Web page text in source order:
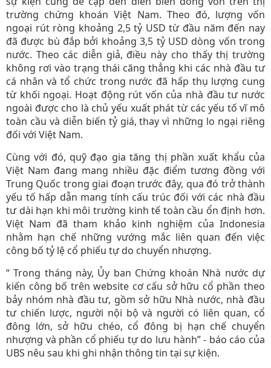
trường chứng khoán Việt Nam. Theo đó, lượng vốn
ngoại rút ròng khoảng 2,5 tỷ USD từ đầu năm đến nay
đã được bù đắp bởi khoảng 3,5 tỷ USD dòng vốn trong
nước. Theo các diễn giả, điều này cho thấy thị trường
không rơi vào trạng thái căng thẳng khi các nhà đầu tư
cá nhân và tổ chức trong nước đã hấp thụ lượng cung
từ khối ngoại. Hoạt động rút vốn của nhà đầu tư nước
ngoài được cho là chủ yếu xuất phát từ các yếu tố vĩ mô
toàn cầu và diễn biến tỷ giá, thay vì những lo ngại riêng
đối với Việt Nam.
Cùng với đó, quỹ đạo gia tăng thị phần xuất khẩu của
Việt Nam đang mang nhiều đặc điểm tương đồng với
Trung Quốc trong giai đoạn trước đây, qua đó trở thành
yếu tố hấp dẫn mang tính cấu trúc đối với các nhà đầu
tư dài hạn khi môi trường kinh tế toàn cầu ổn định hơn.
Việt Nam đã tham khảo kinh nghiệm của Indonesia
nhằm hạn chế những vướng mắc liên quan đến việc
công bố tỷ lệ cổ phiếu tự do chuyển nhượng.
“ Trong tháng này, Ủy ban Chứng khoán Nhà nước dự
kiến công bố trên website cơ cấu sở hữu cổ phần theo
bảy nhóm nhà đầu tư, gồm sở hữu Nhà nước, nhà đầu
tư chiến lược, người nội bộ và người có liên quan, cổ
đông lớn, sở hữu chéo, cổ đông bị hạn chế chuyển
nhượng và phần cổ phiếu tự do lưu hành” - báo cáo của
UBS nêu sau khi ghi nhận thông tin tại sự kiện.